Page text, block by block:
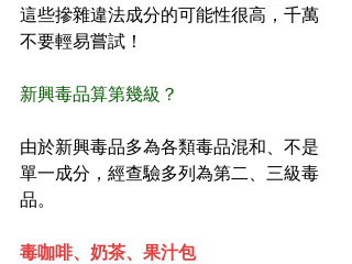
這些摻雜違法成分的可能性很高，千萬
不要輕易嘗試！
新興毒品算第幾級？
由於新興毒品多為各類毒品混和、不是
單一成分，經查驗多列為第二、三級毒
品。
毒咖啡、奶茶、果汁包